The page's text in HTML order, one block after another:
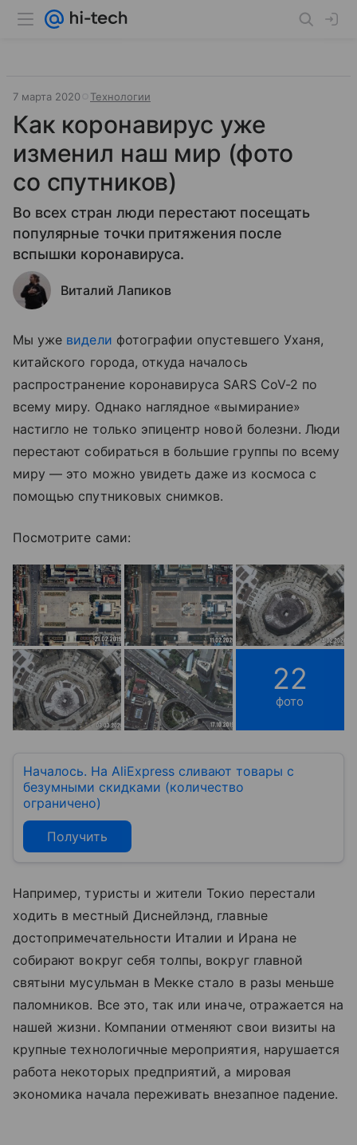
7 марта 2020 Технологии
Как коронавирус уже
изменил наш мир (фото
со спутников)
Во всех стран люди перестают посещать
популярные точки притяжения после
вспышки коронавируса.
Виталий Лапиков
Мы уже видели фотографии опустевшего Уханя,
китайского города, откуда началось
распространение коронавируса SARS CoV-2 по
всему миру. Однако наглядное «вымирание»
настигло не только эпицентр новой болезни. Люди
перестают собираться в большие группы по всему
миру — это можно увидеть даже из космоса с
помощью спутниковых снимков.
Посмотрите сами:
22
фото
Началось. На AliExpress сливают товары с
безумными скидками (количество
ограничено)
Получить
Например, туристы и жители Токио перестали
ходить в местный Диснейлэнд, главные
достопримечательности Италии и Ирана не
собирают вокруг себя толпы, вокруг главной
святыни мусульман в Мекке стало в разы меньше
паломников. Все это, так или иначе, отражается на
нашей жизни. Компании отменяют свои визиты на
крупные технологичные мероприятия, нарушается
работа некоторых предприятий, а мировая
экономика начала переживать внезапное падение.